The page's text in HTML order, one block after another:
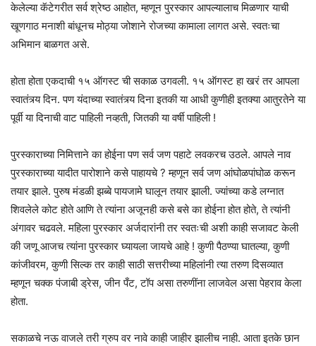
केलेल्या कॅटेगरीत सर्व श्रेष्ठ आहोत, म्हणून पुरस्कार आपल्यालाच मिळणार याची
खूणगाठ मनाशी बांधूनच मोठ्या जोशाने रोजच्या कामाला लागत असे. स्वतःचा
अभिमान बाळगत असे.
होता होता एकदाची १५ ऑगस्ट ची सकाळ उगवली. १५ ऑगस्ट हा खरं तर आपला
स्वातंत्र्य दिन. पण यंदाच्या स्वातंत्र्य दिना इतकी या आधी कुणीही इतक्या आतुरतेने या
पूर्वी या दिनाची वाट पाहिली नव्हती, जितकी या वर्षी पाहिली !
पुरस्काराच्या निमित्ताने का होईना पण सर्व जण पहाटे लवकरच उठले. आपले नाव
पुरस्काराच्या यादीत पारोशाने कसे पाहायचे ? म्हणून सर्व जण आंघोळपांघोळ करून
तयार झाले. पुरुष मंडळी झब्बे पायजामे घालून तयार झाली. ज्यांच्या कडे लग्नात
शिवलेले कोट होते आणि ते त्यांना अजूनही कसे बसे का होईना होत होते, ते त्यांनी
अंगावर चढवले. महिला पुरस्कार अर्जदारांनी तर स्वतःची अशी काही सजावट केली
की जणू आजच त्यांना पुरस्कार घ्यायला जायचे आहे ! कुणी पैठण्या घातल्या, कुणी
कांजीवरम, कुणी सिल्क तर काही साठी सत्तरीच्या महिलांनी त्या तरुण दिसव्यात
म्हणून चक्क पंजाबी ड्रेस, जीन पँट, टॉप असा तरुणींना लाजवेल असा पेहराव केला
होता.
सकाळचे नऊ वाजले तरी ग्रुप वर नावे काही जाहीर झालीच नाही. आता इतके छान